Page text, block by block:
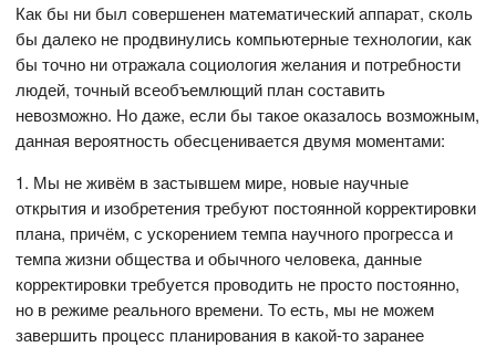
Как бы ни был совершенен математический аппарат, сколь
бы далеко не продвинулись компьютерные технологии, как
бы точно ни отражала социология желания и потребности
людей, точный всеобъемлющий план составить
невозможно. Но даже, если бы такое оказалось возможным,
данная вероятность обесценивается двумя моментами:
1. Мы не живём в застывшем мире, новые научные
открытия и изобретения требуют постоянной корректировки
плана, причём, с ускорением темпа научного прогресса и
темпа жизни общества и обычного человека, данные
корректировки требуется проводить не просто постоянно,
но в режиме реального времени. То есть, мы не можем
завершить процесс планирования в какой-то заранее